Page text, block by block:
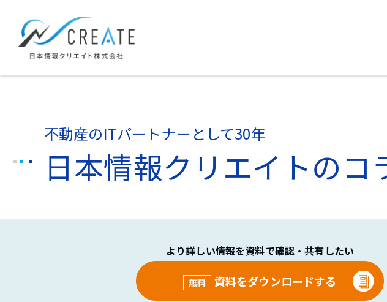
不動産のITパートナーとして30年
日本情報クリエイトのコ
より詳しい情報を資料で確認・共有したい
無料 資料をダウンロードする